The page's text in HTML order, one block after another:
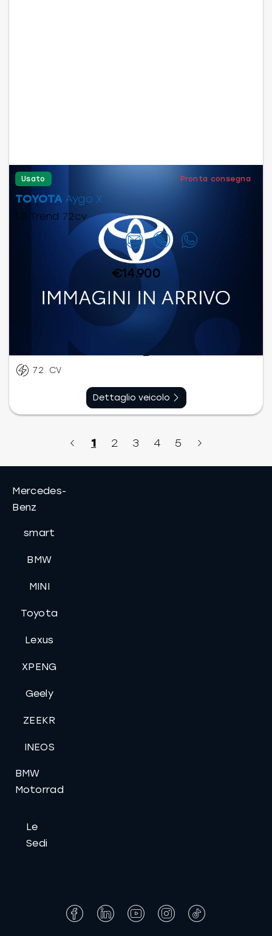
Usato Pronta consegna
TOYOTA Aygo X
1.0 Trend 72cv
Contattaci
€14.900
Manuale
km
72 CV
Dettaglio veicolo
1 2 3 4 5
Mercedes-
Benz
smart
BMW
MINI
Toyota
Lexus
XPENG
Geely
ZEEKR
INEOS
BMW
Motorrad
Le
Sedi
Facebook
LinkedInYouTubeInstagram